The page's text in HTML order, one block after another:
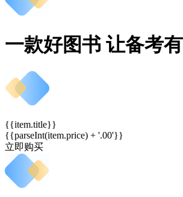
一款好图书 让备考
{{item.title}}
{{parseInt(item.price) + '.00'}}
立即购买